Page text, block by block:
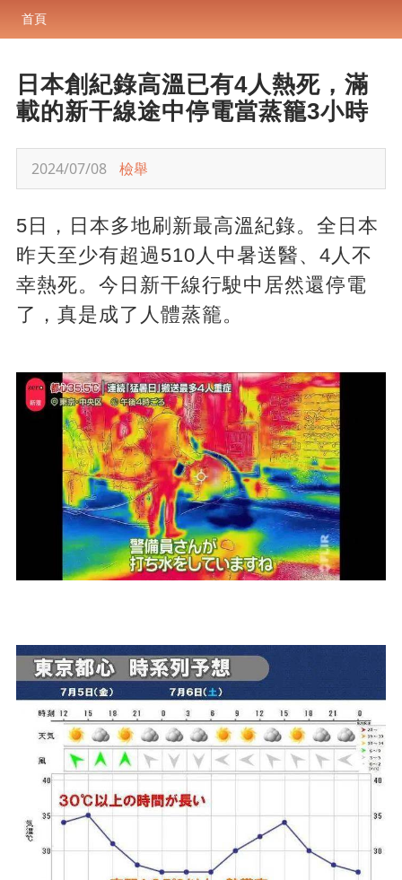
首頁
日本創紀錄高溫已有4人熱死，滿
載的新干線途中停電當蒸籠3小時
2024/07/08 檢舉
5日，日本多地刷新最高溫紀錄。全日本
昨天至少有超過510人中暑送醫、4人不
幸熱死。今日新干線行駛中居然還停電
了，真是成了人體蒸籠。